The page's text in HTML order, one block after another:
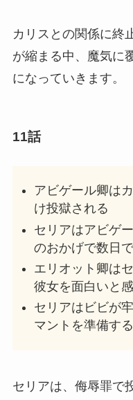
カリスとの関係に終
が縮まる中、魔気に
になっていきます。
11話
アビゲール卿は
け投獄される
セリアはアビゲ
のおかげで数日
エリオット卿は
彼女を面白いと
セリアはビビが
マントを準備す
セリアは、侮辱罪で